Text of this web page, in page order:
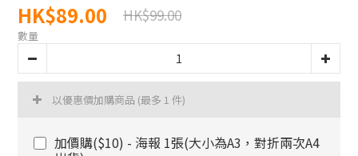
HK$89.00 HK$99.00
數量
以優惠價加購商品 (最多 1 件)
加價購($10) - 海報 1張(大小為A3，對折兩次A4